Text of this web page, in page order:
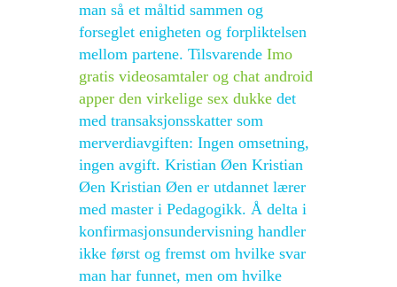
man så et måltid sammen og
forseglet enigheten og forpliktelsen
mellom partene. Tilsvarende Imo
gratis videosamtaler og chat android
apper den virkelige sex dukke det
med transaksjonsskatter som
merverdiavgiften: Ingen omsetning,
ingen avgift. Kristian Øen Kristian
Øen Kristian Øen er utdannet lærer
med master i Pedagogikk. Å delta i
konfirmasjonsundervisning handler
ikke først og fremst om hvilke svar
man har funnet, men om hvilke